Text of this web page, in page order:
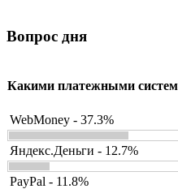
Вопрос дня
Какими платежными
WebMoney - 37.3%
Яндекс.Деньги - 12.7%
PayPal - 11.8%